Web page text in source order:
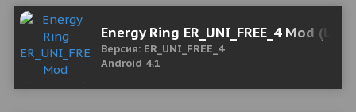
Energy Ring ER_UNI_FREE_4 Mod
Версия: ER_UNI_FREE_4
Android 4.1